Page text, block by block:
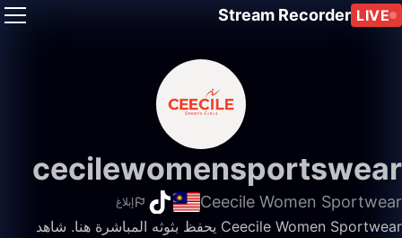
LIVE
Stream Recorder
cecilewomensportswear
Ceecile Women Sportwear إبلاغ
Ceecile Women Sportwear يحفظ بثوثه المباشرة هنا. شاهد